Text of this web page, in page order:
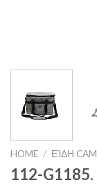
HOME / ΕΊΔΗ
112-